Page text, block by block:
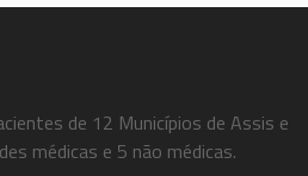
de 12 Municípios de Assis e
médicas e 5 não médicas.